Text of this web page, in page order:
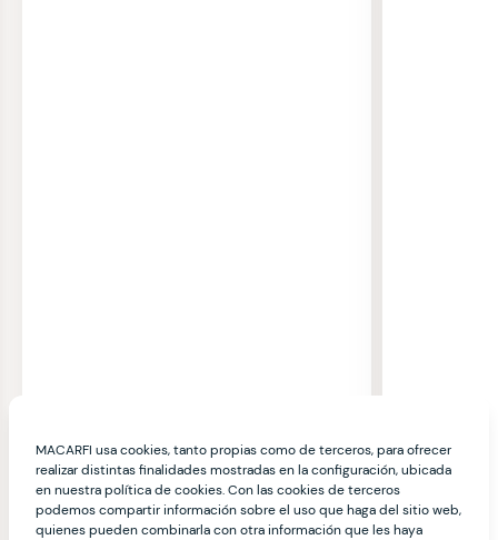
MACARFI usa cookies, tanto propias como de terceros, para ofrecer
realizar distintas finalidades mostradas en la configuración, ubicada
en nuestra política de cookies. Con las cookies de terceros
podemos compartir información sobre el uso que haga del sitio web,
quienes pueden combinarla con otra información que les haya